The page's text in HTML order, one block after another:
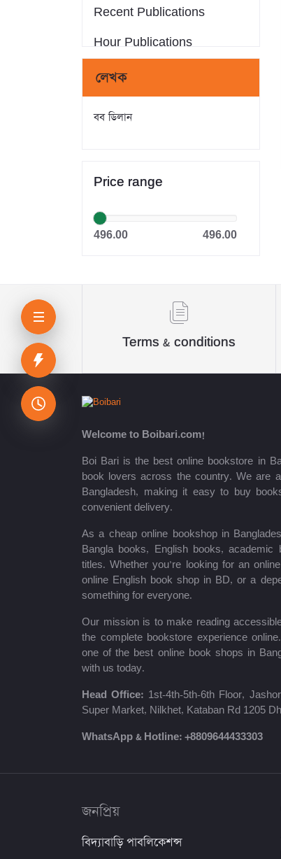
Recent Publications
Hour Publications
Eminent Publications
রাহনুমা প্রকাশনী
মানহাল পাবলিকেশন
দি নেটওয়ার্ক রিসার্চ & পাবলিকেশন্স
Panjeri Publications Limited
Somokalin Prokashon Ltd.
তাম্রলিপি
Puthiniloy-পুথিনিলয়
Prime Publications
ধরলা পাবলিকেশন্স
লিজেন্ড পাবলিকেশন্স
Agrodoot & Company
কথাপ্রকাশ
সাইকা পাবলিকেশন্স
সেল্ফ পাবলিকেশন্স
লেখক
বব ডিলান
Price range
496.00 496.00
Terms & conditions
Welcome to Boibari.com!
Boi Bari is the best online bookstore in
book lovers across the country. We are
Bangladesh, making it easy to buy
convenient delivery.
As a cheap online bookshop in
Bangla books, English books, academic
titles. Whether you’re looking for an
online English book shop in BD, or a
something for everyone.
Our mission is to make reading
the complete bookstore experience
one of the best online book shops in
with us today.
Head Office: 1st-4th-5th-6th Floor,
Super Market, Nilkhet, Kataban Rd 1205
WhatsApp & Hotline: +8809644433303
জনপ্রিয়
বিদ্যাবাড়ি পাবলিকেশন্স